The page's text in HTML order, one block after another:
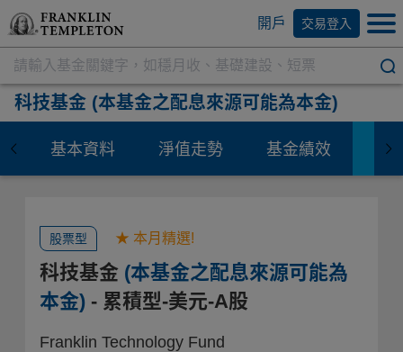
開戶 交易登入
科技基金 (本基金之配息來源可能為本金)
基本資料 淨值走勢 基金績效 資
股票型 ★ 本月精選!
科技基金 (本基金之配息來源可能為
本金) - 累積型-美元-A股
Franklin Technology Fund